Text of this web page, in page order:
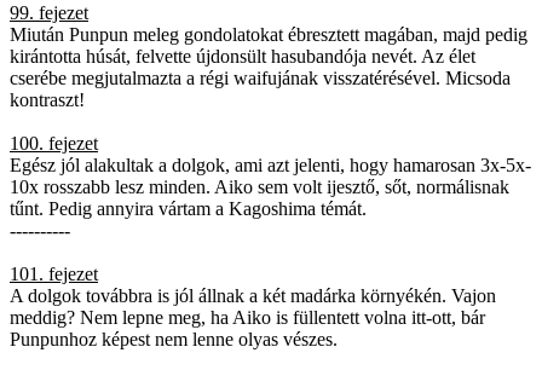
99. fejezet
Miután Punpun meleg gondolatokat ébresztett magában, majd pedig
kirántotta húsát, felvette újdonsült hasubandója nevét. Az élet
cserébe megjutalmazta a régi waifujának visszatérésével. Micsoda
kontraszt!
100. fejezet
Egész jól alakultak a dolgok, ami azt jelenti, hogy hamarosan 3x-5x-
10x rosszabb lesz minden. Aiko sem volt ijesztő, sőt, normálisnak
tűnt. Pedig annyira vártam a Kagoshima témát.
----------
101. fejezet
A dolgok továbbra is jól állnak a két madárka környékén. Vajon
meddig? Nem lepne meg, ha Aiko is füllentett volna itt-ott, bár
Punpunhoz képest nem lenne olyas vészes.